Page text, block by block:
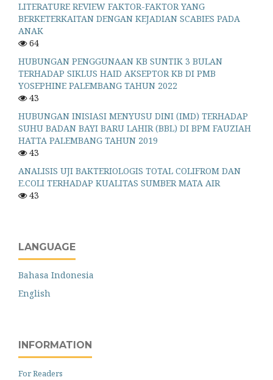
LITERATURE REVIEW FAKTOR-FAKTOR YANG
BERKETERKAITAN DENGAN KEJADIAN SCABIES PADA
ANAK
64
HUBUNGAN PENGGUNAAN KB SUNTIK 3 BULAN
TERHADAP SIKLUS HAID AKSEPTOR KB DI PMB
YOSEPHINE PALEMBANG TAHUN 2022
43
HUBUNGAN INISIASI MENYUSU DINI (IMD) TERHADAP
SUHU BADAN BAYI BARU LAHIR (BBL) DI BPM FAUZIAH
HATTA PALEMBANG TAHUN 2019
43
ANALISIS UJI BAKTERIOLOGIS TOTAL COLIFROM DAN
E.COLI TERHADAP KUALITAS SUMBER MATA AIR
43
LANGUAGE
Bahasa Indonesia
English
INFORMATION
For Readers